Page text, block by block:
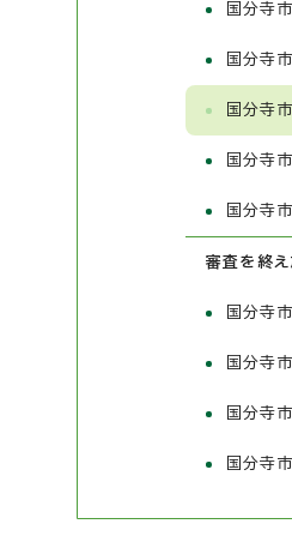
国分寺
国分寺
国分寺
国分寺
国分寺
審査を終
国分寺
国分寺
国分寺
国分寺